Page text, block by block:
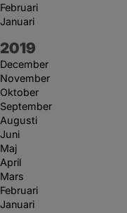
Februari
Januari
År:
2019
December
November
Oktober
September
Augusti
Juni
Maj
April
Mars
Februari
Januari